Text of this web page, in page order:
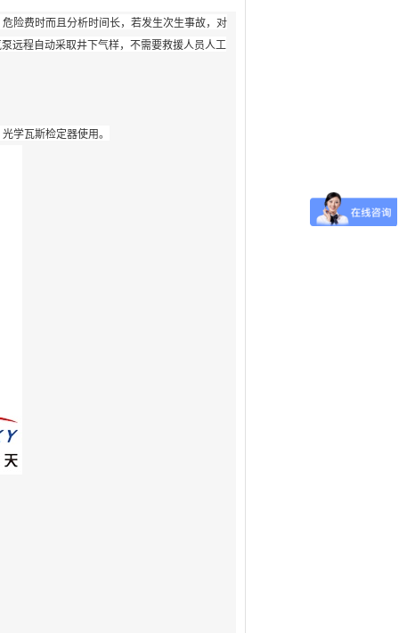
险费时而且分析时间长，若发生次生事故，对
远程自动采取井下气样，不需要救援人员人工
学瓦斯检定器使用。